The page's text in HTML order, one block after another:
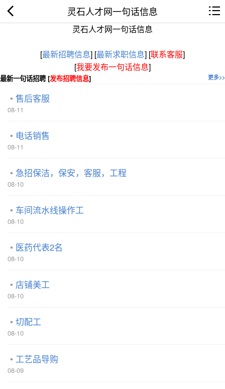
灵石人才网一句话信息
灵石人才网一句话信息
[最新招聘信息] [最新求职信息] [联系客服]
[我要发布一句话信息]
更多>>
最新一句话招聘 [发布招聘信息]
售后客服
08-11
电话销售
08-11
急招保洁，保安，客服，工程
08-10
车间流水线操作工
08-10
医药代表2名
08-10
店铺美工
08-10
切配工
08-10
工艺品导购
08-09